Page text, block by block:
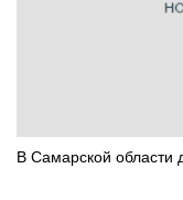
В Самарской области